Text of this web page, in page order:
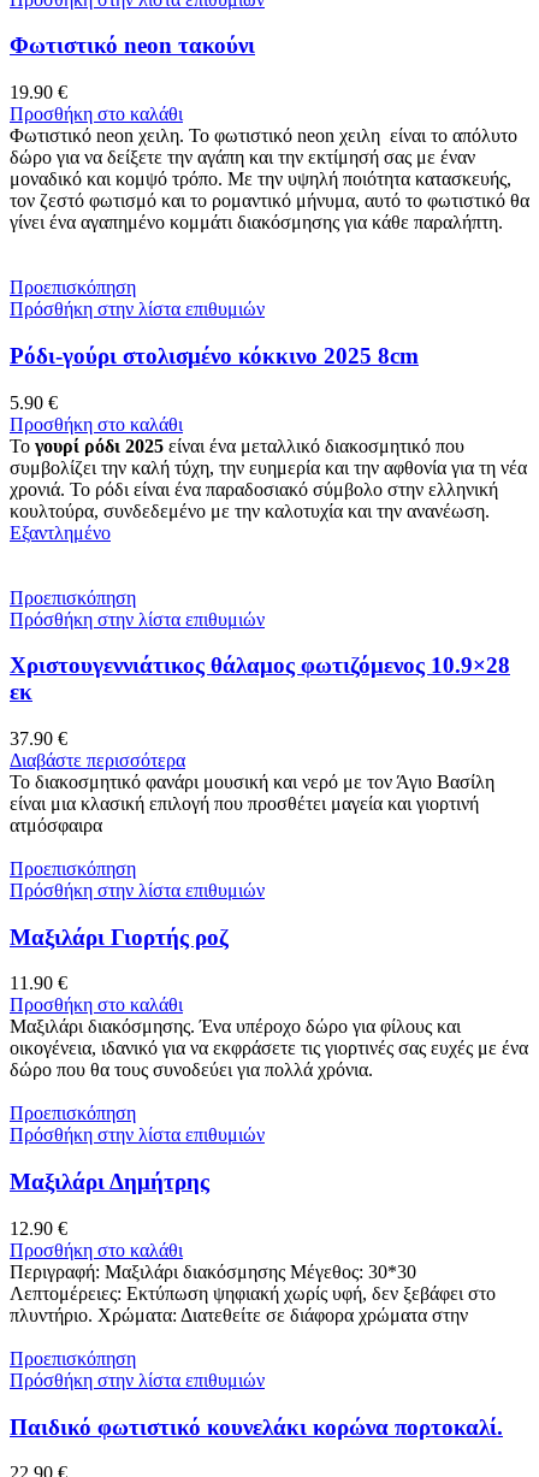
Φωτιστικό neon τακούνι
19.90 €
Προσθήκη στο καλάθι
Φωτιστικό neon χειλη. Το φωτιστικό neon χειλη είναι το απόλυτο
δώρο για να δείξετε την αγάπη και την εκτίμησή σας με έναν
μοναδικό και κομψό τρόπο. Με την υψηλή ποιότητα κατασκευής,
τον ζεστό φωτισμό και το ρομαντικό μήνυμα, αυτό το φωτιστικό θα
γίνει ένα αγαπημένο κομμάτι διακόσμησης για κάθε παραλήπτη.
Προεπισκόπηση
Πρόσθήκη στην λίστα επιθυμιών
Ρόδι-γούρι στολισμένο κόκκινο 2025 8cm
5.90 €
Προσθήκη στο καλάθι
Το γουρί ρόδι 2025 είναι ένα μεταλλικό διακοσμητικό που
συμβολίζει την καλή τύχη, την ευημερία και την αφθονία για τη νέα
χρονιά. Το ρόδι είναι ένα παραδοσιακό σύμβολο στην ελληνική
κουλτούρα, συνδεδεμένο με την καλοτυχία και την ανανέωση.
Εξαντλημένο
Προεπισκόπηση
Πρόσθήκη στην λίστα επιθυμιών
Χριστουγεννιάτικος θάλαμος φωτιζόμενος 10.9×28
εκ
37.90 €
Διαβάστε περισσότερα
Το διακοσμητικό φανάρι μουσική και νερό με τον Άγιο Βασίλη
είναι μια κλασική επιλογή που προσθέτει μαγεία και γιορτινή
ατμόσφαιρα
Προεπισκόπηση
Πρόσθήκη στην λίστα επιθυμιών
Μαξιλάρι Γιορτής ροζ
11.90 €
Προσθήκη στο καλάθι
Μαξιλάρι διακόσμησης. Ένα υπέροχο δώρο για φίλους και
οικογένεια, ιδανικό για να εκφράσετε τις γιορτινές σας ευχές με ένα
δώρο που θα τους συνοδεύει για πολλά χρόνια.
Προεπισκόπηση
Πρόσθήκη στην λίστα επιθυμιών
Μαξιλάρι Δημήτρης
12.90 €
Προσθήκη στο καλάθι
Περιγραφή: Μαξιλάρι διακόσμησης Μέγεθος: 30*30
Λεπτομέρειες: Εκτύπωση ψηφιακή χωρίς υφή, δεν ξεβάφει στο
πλυντήριο. Χρώματα: Διατεθείτε σε διάφορα χρώματα στην
Προεπισκόπηση
Πρόσθήκη στην λίστα επιθυμιών
Παιδικό φωτιστικό κουνελάκι κορώνα πορτοκαλί.